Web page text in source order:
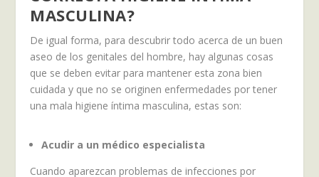
MASCULINA?
De igual forma, para descubrir todo acerca de un buen
aseo de los genitales del hombre, hay algunas cosas
que se deben evitar para mantener esta zona bien
cuidada y que no se originen enfermedades por tener
una mala higiene íntima masculina, estas son:
Acudir a un médico especialista
Cuando aparezcan problemas de infecciones por